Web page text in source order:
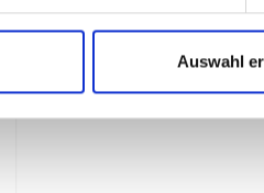
Auswahl